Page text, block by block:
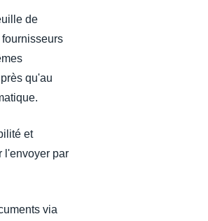
de
qu'au
et
l'envoyer par
via